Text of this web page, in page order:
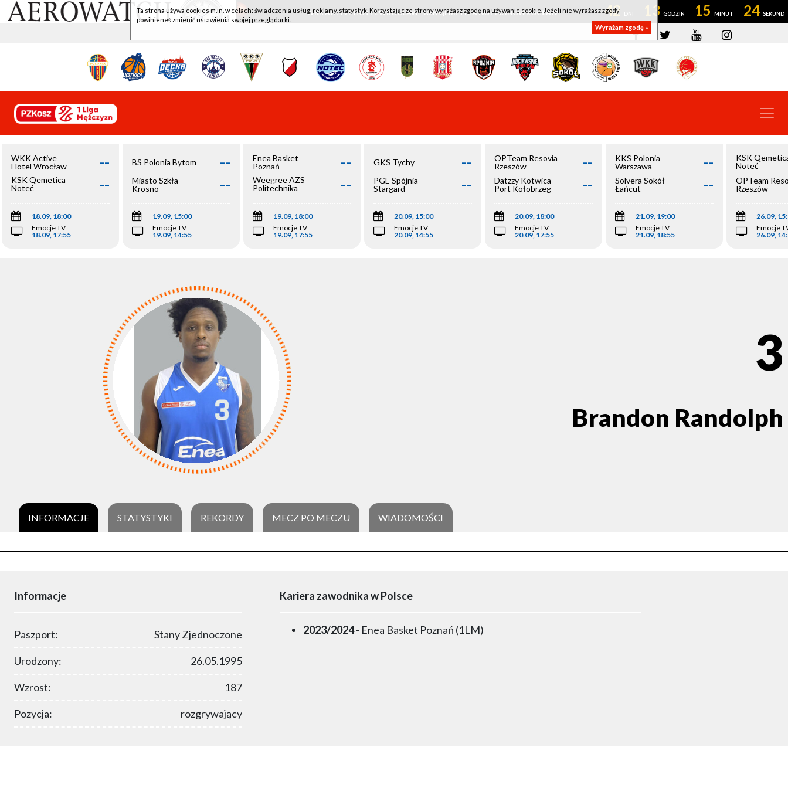
WKK ACTIVE HOTEL WROCŁAW - KSK QEMETICA NOTEĆ INOWROCŁAW 42 13 15 24
WKK Active
Hotel Wrocław
--
KSK Qemetica
Noteć
Inowrocław
--
18.09, 18:00
Emocje TV
18.09, 17:55
BS Polonia Bytom --
Miasto Szkła
Krosno
--
19.09, 15:00
Emocje TV
19.09, 14:55
Enea Basket
Poznań
--
Weegree AZS
Politechnika
--
19.09, 18:00
Emocje TV
19.09, 17:55
GKS Tychy --
PGE Spójnia
Stargard
--
20.09, 15:00
Emocje TV
20.09, 14:55
OPTeam Resovia
Rzeszów
--
Datzzy Kotwica
Port Kołobrzeg
--
20.09, 18:00
Emocje TV
20.09, 17:55
KKS Polonia
Warszawa
--
Solvera Sokół
Łańcut
--
21.09, 19:00
Emocje TV
21.09, 18:55
KSK
Noteć
Inowrocław
OPTeam
Rzeszów
26.09,
Emocje
26.09,
3
Brandon Randolph
INFORMACJE STATYSTYKI REKORDY MECZ PO MECZU WIADOMOŚCI
Informacje
Paszport: Stany Zjednoczone
Urodzony: 26.05.1995
Wzrost: 187
Pozycja: rozgrywający
Kariera zawodnika w Polsce
2023/2024- Enea Basket Poznań (1LM)
Ta strona używa cookies m.in. w celach: świadczenia usług, reklamy, statystyk. Korzystając ze strony wyrażasz zgodę na używanie cookie. Jeżeli nie wyrażasz zgody
powinieneś zmienić ustawienia swojej przeglądarki.
Wyrażam zgodę »